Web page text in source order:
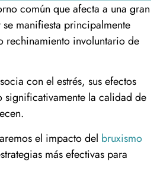
común que afecta a una gran
manifiesta principalmente
rechinamiento involuntario de
con el estrés, sus efectos
significativamente la calidad de
el impacto del bruxismo
más efectivas para